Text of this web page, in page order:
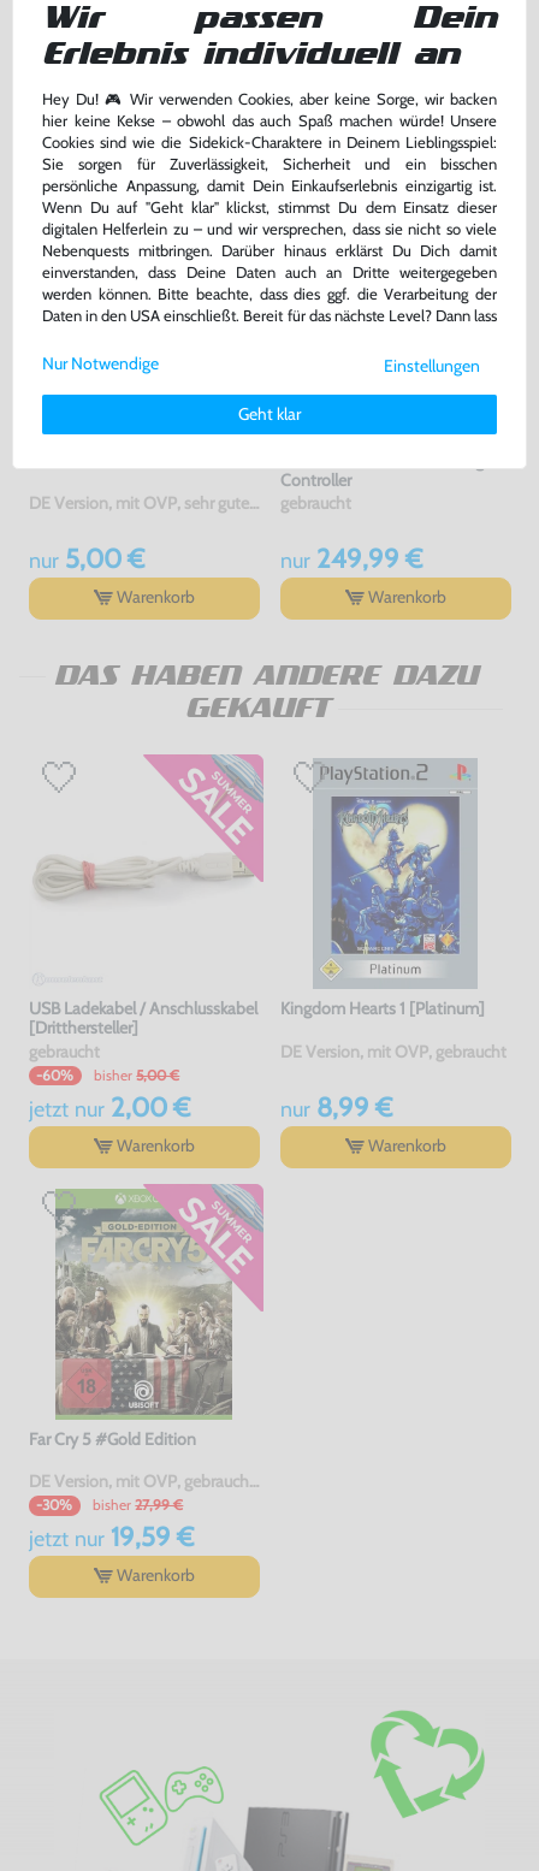
Konsole 500GB #schwarz +
Original Controller
nur189,99 €
Warenkorb
Original Netzteil [Microsoft]
nur32,99 €
Warenkorb
DE Version, mit OVP, sehr guter Zustand, gebraucht
nur5,00 €
Warenkorb
Controller
gebraucht
nur249,99 €
Warenkorb
DAS HABEN ANDERE DAZU
GEKAUFT
USB Ladekabel / Anschlusskabel
[Dritthersteller]
gebraucht
-60% bisher 5,00 €
jetzt nur2,00 €
Warenkorb
Kingdom Hearts 1 [Platinum]
DE Version, mit OVP, gebraucht
nur8,99 €
Warenkorb
Far Cry 5 #Gold Edition
DE Version, mit OVP, gebraucht, USK18
-30% bisher 27,99 €
jetzt nur19,59 €
Warenkorb
Wir passen Dein
Erlebnis individuell an
Hey Du! 🎮 Wir verwenden Cookies, aber keine Sorge, wir backen
hier keine Kekse – obwohl das auch Spaß machen würde! Unsere
Cookies sind wie die Sidekick-Charaktere in Deinem Lieblingsspiel:
Sie sorgen für Zuverlässigkeit, Sicherheit und ein bisschen
persönliche Anpassung, damit Dein Einkaufserlebnis einzigartig ist.
Wenn Du auf "Geht klar" klickst, stimmst Du dem Einsatz dieser
digitalen Helferlein zu – und wir versprechen, dass sie nicht so viele
Nebenquests mitbringen. Darüber hinaus erklärst Du Dich damit
einverstanden, dass Deine Daten auch an Dritte weitergegeben
werden können. Bitte beachte, dass dies ggf. die Verarbeitung der
Daten in den USA einschließt. Bereit für das nächste Level? Dann lass
Weitere Informationen zu den von uns verwendeten Cookies und
Deinen Rechten als Nutzer findest Du in unsererDaten­schutz­
Impressum.
Einstellungen
Geht klar
Nur Notwendige